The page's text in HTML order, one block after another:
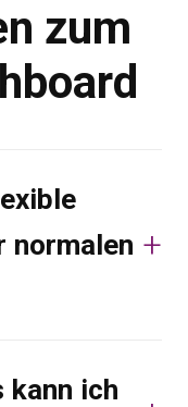
zum
normalen
kann ich